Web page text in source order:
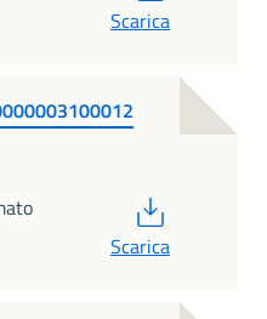
Scarica
Scarica